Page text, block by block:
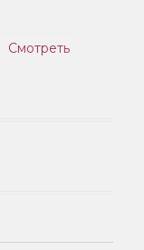
Смотреть